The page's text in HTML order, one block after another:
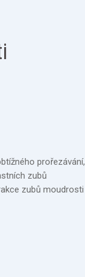
prořezávání,
zubů
zubů moudrosti